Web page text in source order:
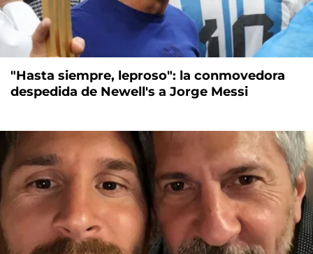
"Hasta siempre, leproso": la conmovedora
despedida de Newell's a Jorge Messi